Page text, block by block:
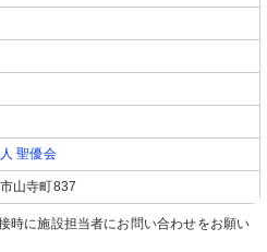
聖優会
山寺町837
時に施設担当者にお問い合わせをお願い